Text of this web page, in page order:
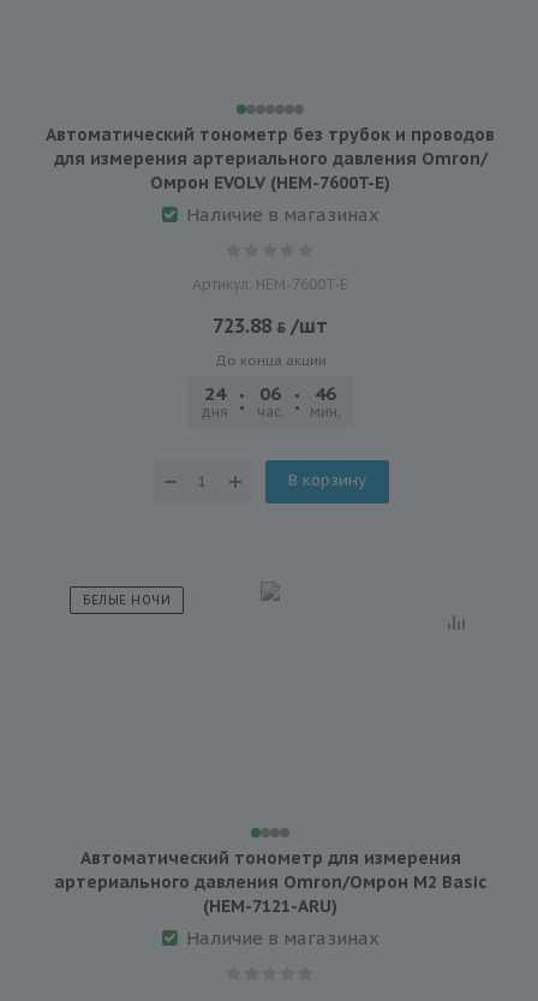
Автоматический тонометр без трубок и проводов
для измерения артериального давления Omron/
Омрон EVOLV (HEM-7600T-E)
Наличие в магазинах
Артикул: HEM-7600T-E
723.88 /шт
До конца акции
24
дня
06
час.
46
мин.
В корзину
БЕЛЫЕ НОЧИ
Автоматический тонометр для измерения
артериального давления Omron/Омрон M2 Basic
(HEM-7121-ARU)
Наличие в магазинах